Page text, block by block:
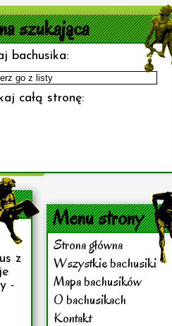
szukająca
bachusika:
całą stronę:
Menu strony
Strona główna
Wszystkie bachusiki
Mapa bachusików
O bachusikach
Kontakt
z
-